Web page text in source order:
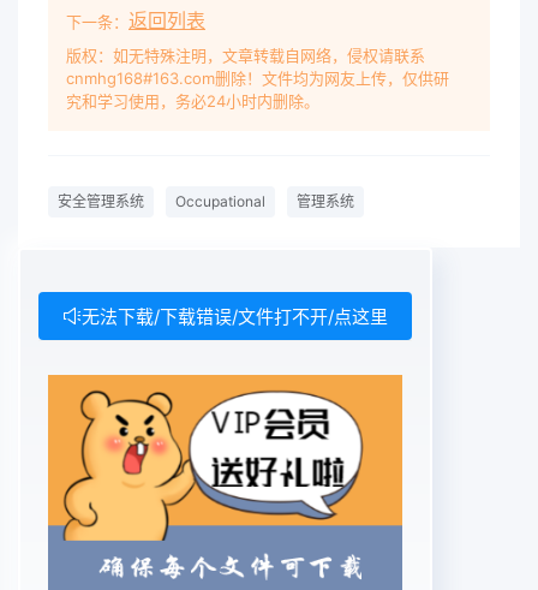
下一条： 返回列表
版权：如无特殊注明，文章转载自网络，侵权请联系
cnmhg168#163.com删除！文件均为网友上传，仅供研
究和学习使用，务必24小时内删除。
安全管理系统 Occupational 管理系统
无法下载/下载错误/文件打不开/点这里